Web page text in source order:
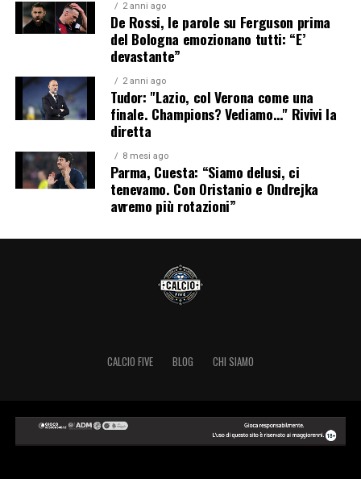
2 anni ago
De Rossi, le parole su Ferguson prima
del Bologna emozionano tutti: “E’
devastante”
2 anni ago
Tudor: "Lazio, col Verona come una
finale. Champions? Vediamo…" Rivivi la
diretta
8 mesi ago
Parma, Cuesta: “Siamo delusi, ci
tenevamo. Con Oristanio e Ondrejka
avremo più rotazioni”
CALCIO FIVE BLOG CHI SIAMO